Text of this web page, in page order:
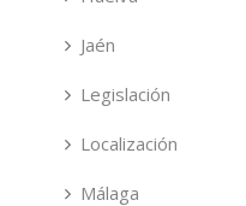
Jaén
Legislación
Localización
Málaga